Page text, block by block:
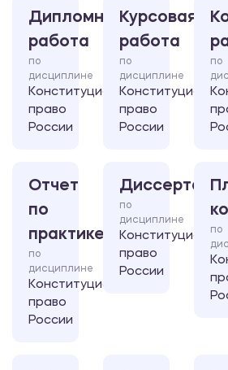
Дипломная
работа
по
дисциплине
Конституционное
право
России
Курсовая
работа
по
дисциплине
право
России
по
Отчет
по
практике
по
дисциплине
Конституционное
право
России
по
дисциплине
Конституционное
право
России
по